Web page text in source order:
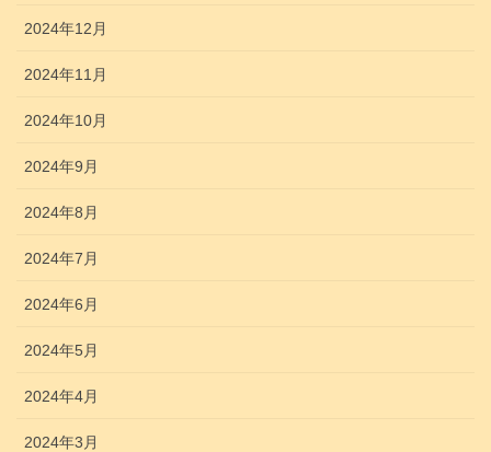
2024年12月
2024年11月
2024年10月
2024年9月
2024年8月
2024年7月
2024年6月
2024年5月
2024年4月
2024年3月